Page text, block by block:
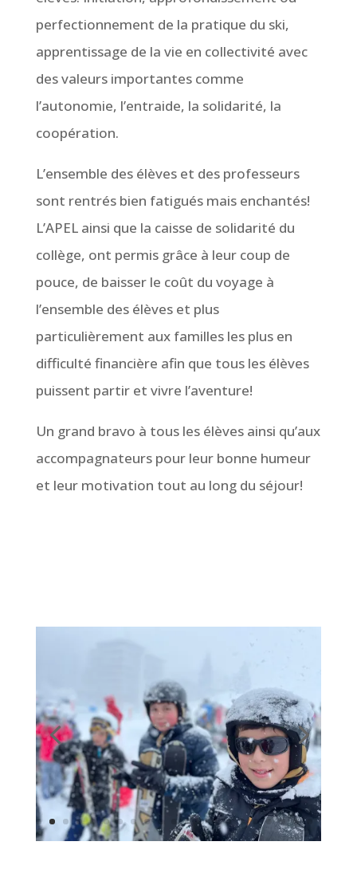
perfectionnement de la pratique du ski,
apprentissage de la vie en collectivité avec
des valeurs importantes comme
l’autonomie, l’entraide, la solidarité, la
coopération.
L’ensemble des élèves et des professeurs
sont rentrés bien fatigués mais enchantés!
L’APEL ainsi que la caisse de solidarité du
collège, ont permis grâce à leur coup de
pouce, de baisser le coût du voyage à
l’ensemble des élèves et plus
particulièrement aux familles les plus en
difficulté financière afin que tous les élèves
puissent partir et vivre l’aventure!
Un grand bravo à tous les élèves ainsi qu’aux
accompagnateurs pour leur bonne humeur
et leur motivation tout au long du séjour!